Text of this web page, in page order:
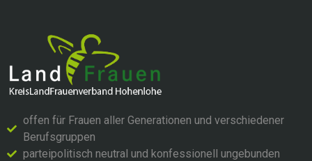
offen für Frauen aller Generationen und verschiedener
Berufsgruppen
parteipolitisch neutral und konfessionell ungebunden